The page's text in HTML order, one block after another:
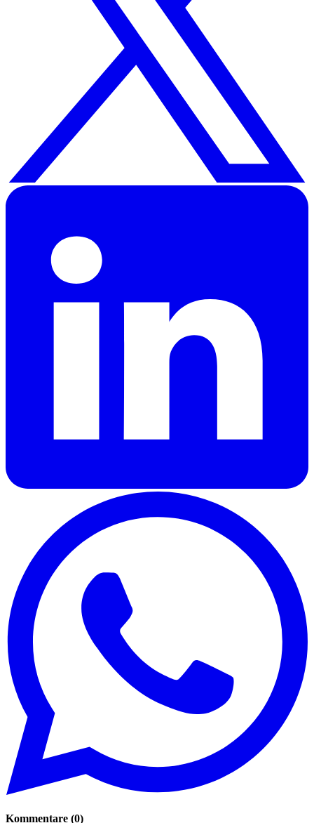
Kommentare (0)